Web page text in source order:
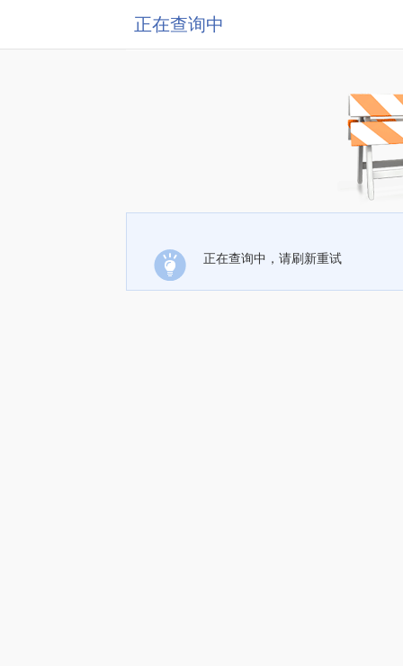
正在查询中
正在查询中，请刷新重试